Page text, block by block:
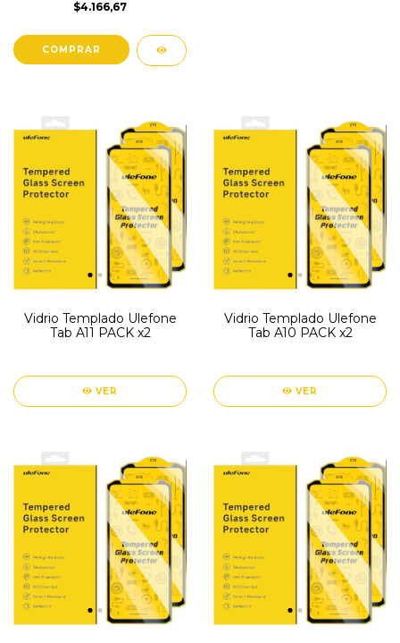
$4.166,67
Vidrio Templado Ulefone
Tab A11 PACK x2
VER
Vidrio Templado Ulefone
Tab A10 PACK x2
VER